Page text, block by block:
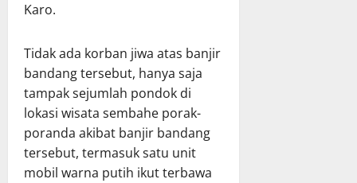
Karo.
Tidak ada korban jiwa atas banjir
bandang tersebut, hanya saja
tampak sejumlah pondok di
lokasi wisata sembahe porak-
poranda akibat banjir bandang
tersebut, termasuk satu unit
mobil warna putih ikut terbawa